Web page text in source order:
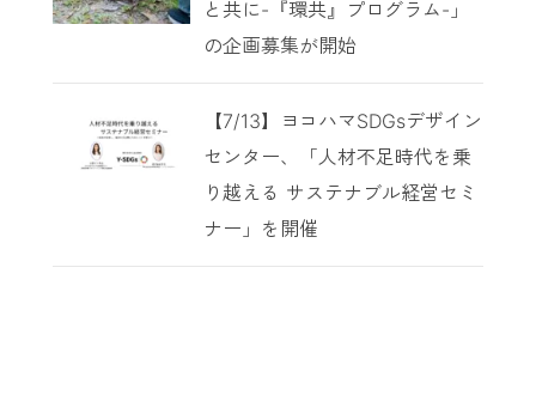
と共に-『環共』プログラム-」
の企画募集が開始
【7/13】ヨコハマSDGsデザイン
センター、「人材不足時代を乗
り越える サステナブル経営セミ
ナー」を開催